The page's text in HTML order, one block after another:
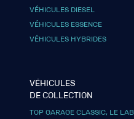
VÉHICULES DIESEL
VÉHICULES ESSENCE
VÉHICULES HYBRIDES
VÉHICULES
DE COLLECTION
TOP GARAGE CLASSIC, LE